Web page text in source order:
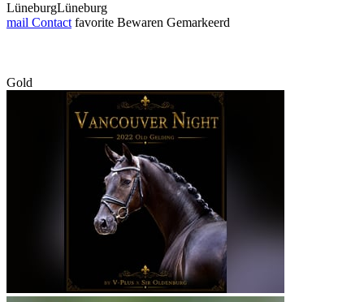
LüneburgLüneburg
mail Contact favorite Bewaren Gemarkeerd
Gold